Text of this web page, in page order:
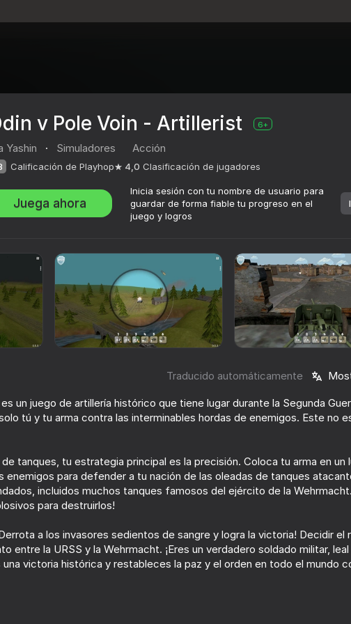
de jugadores 6+
v Pole Voin - Artillerist 6+
Yashin · Simuladores Acción
Calificación de Playhop 4,0 Clasificación de jugadores
Juega ahora
Inicia sesión con tu nombre de usuario para
guardar de forma fiable tu progreso en el
juego y logros
Traducido automáticamente
un juego de artillería histórico que tiene lugar durante la Segunda
tú y tu arma contra las interminables hordas de enemigos. Este no
tanques, tu estrategia principal es la precisión. Coloca tu arma en un
enemigos para defender a tu nación de las oleadas de tanques
incluidos muchos tanques famosos del ejército de la Wehrmacht.
para destruirlos!
a los invasores sedientos de sangre y logra la victoria! Decidir el
entre la URSS y la Wehrmacht. ¡Eres un verdadero soldado militar, leal
victoria histórica y restableces la paz y el orden en todo el mundo